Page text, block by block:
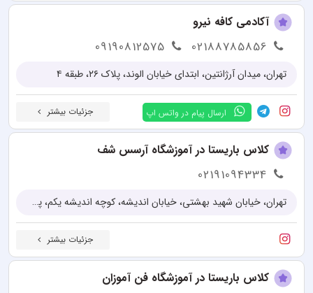
آکادمی کافه نیرو
02188785856
09190812575
تهران، میدان آرژانتین، ابتدای خیابان الوند، پلاک ۲۶، طبقه ۴
ارسال پیام در واتس اپ جزئیات بیشتر
کلاس باریستا در آموزشگاه آرسس شف
02191094334
تهران، خیابان شهید بهشتی، خیابان اندیشه، کوچه اندیشه یکم، پلاک 1
جزئیات بیشتر
کلاس باریستا در آموزشگاه فن آموزان